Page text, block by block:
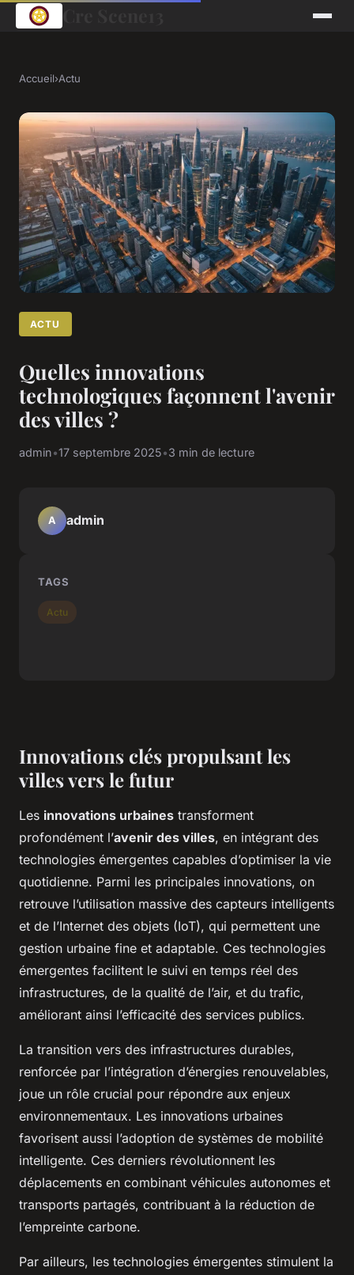
Accueil›Actu
ACTU
Quelles innovations
technologiques façonnent l'avenir
des villes ?
admin•17 septembre 2025•3 min de lecture
Innovations clés propulsant les
villes vers le futur
Les innovations urbaines transforment
profondément l’avenir des villes, en intégrant des
technologies émergentes capables d’optimiser la vie
quotidienne. Parmi les principales innovations, on
retrouve l’utilisation massive des capteurs intelligents
et de l’Internet des objets (IoT), qui permettent une
gestion urbaine fine et adaptable. Ces technologies
émergentes facilitent le suivi en temps réel des
infrastructures, de la qualité de l’air, et du trafic,
améliorant ainsi l’efficacité des services publics.
La transition vers des infrastructures durables,
renforcée par l’intégration d’énergies renouvelables,
joue un rôle crucial pour répondre aux enjeux
environnementaux. Les innovations urbaines
favorisent aussi l’adoption de systèmes de mobilité
intelligente. Ces derniers révolutionnent les
déplacements en combinant véhicules autonomes et
transports partagés, contribuant à la réduction de
l’empreinte carbone.
Par ailleurs, les technologies émergentes stimulent la
A admin
TAGS
Actu